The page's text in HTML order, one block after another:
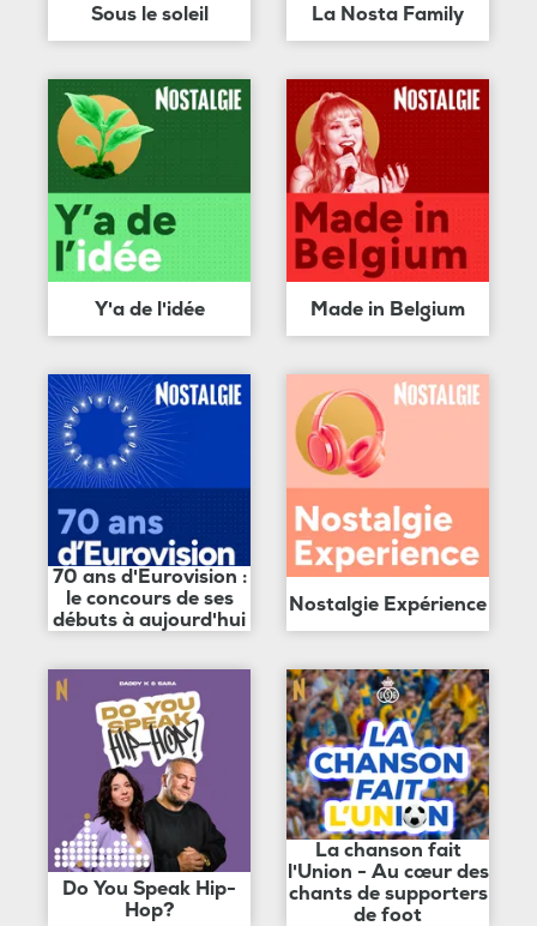
Sous le soleil La Nosta Family
Y'a de l'idée Made in Belgium
70 ans d'Eurovision :
le concours de ses
débuts à aujourd'hui
Nostalgie Expérience
Do You Speak Hip-
Hop?
La chanson fait
l'Union - Au cœur des
chants de supporters
de foot